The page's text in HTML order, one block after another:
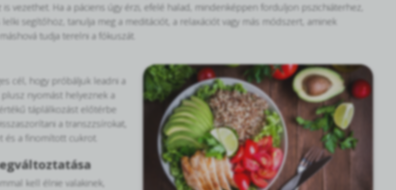
vezethet. Ha a páciens úgy érzi, efelé halad, mindenképpen forduljon pszichiáterhez,
segítőhöz, tanulja meg a meditációt, a relaxációt vagy más módszert, aminek
tudja terelni a fókuszát.
cél, hogy próbáljuk leadni a
nyomást helyeznek a
táplálkozást előtérbe
a transzzsírokat,
és a finomított cukrot.
kell élnie valakinek,